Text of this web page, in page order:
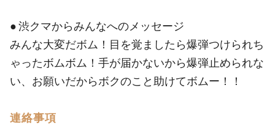
● 渋クマからみんなへのメッセージ
みんな大変だボム！目を覚ましたら爆弾つけられち
ゃったボムボム！手が届かないから爆弾止められな
い、お願いだからボクのこと助けてボムー！！
連絡事項